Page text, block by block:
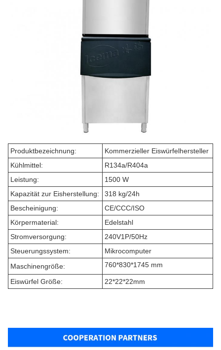
Produktbezeichnung:
Kommerzieller Eiswürfelhersteller
Kühlmittel:
R134a/R404a
Leistung:
1500 W
Kapazität zur Eisherstellung:
318 kg/24h
Bescheinigung:
CE/CCC/ISO
Körpermaterial:
Edelstahl
Stromversorgung:
240V1P/50Hz
Steuerungssystem:
Mikrocomputer
Maschinengröße:
760*830*1745 mm
Eiswürfel Größe: 22*22*22mm